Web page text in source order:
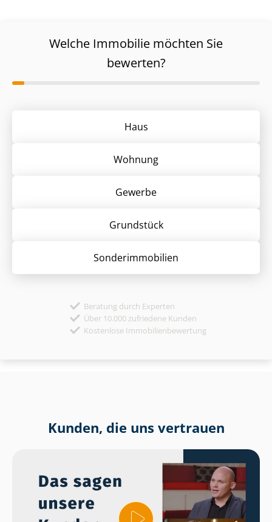
Welche Immobilie möchten Sie
bewerten?
Haus
Wohnung
Gewerbe
Grund­stück
Sonder­immobilien
Beratung durch Experten
Über 10.000 zufriedene Kunden
Kostenlose Immobilienbewertung
Kunden, die uns vertrauen